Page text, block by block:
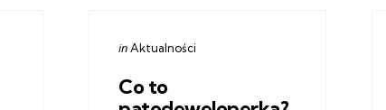
Categories
Posted
inAktualności
Co to